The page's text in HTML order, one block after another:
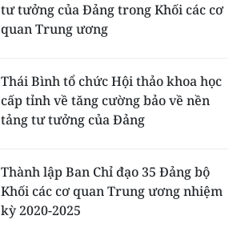
tư tưởng của Đảng trong Khối các cơ
quan Trung ương
Thái Bình tổ chức Hội thảo khoa học
cấp tỉnh về tăng cường bảo về nền
tảng tư tưởng của Đảng
Thành lập Ban Chỉ đạo 35 Đảng bộ
Khối các cơ quan Trung ương nhiệm
kỳ 2020-2025